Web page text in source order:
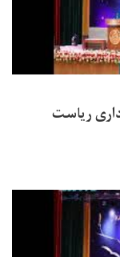
ریاست